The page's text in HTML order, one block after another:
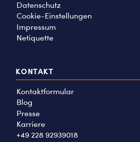
Datenschutz
Cookie-Einstellungen
Impressum
Netiquette
KONTAKT
Kontaktformular
Blog
Presse
Karriere
+49 228 92939018